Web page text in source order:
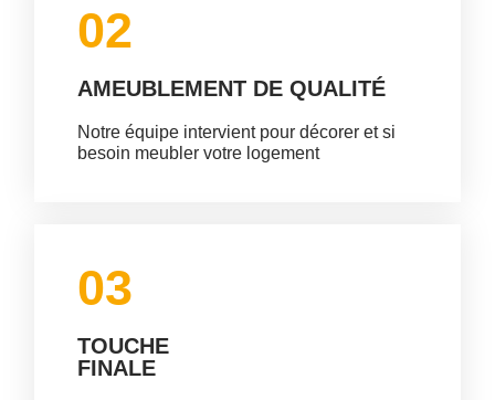
02
AMEUBLEMENT DE QUALITÉ​
Notre équipe intervient pour décorer et si
besoin meubler votre logement
03
TOUCHE
FINALE